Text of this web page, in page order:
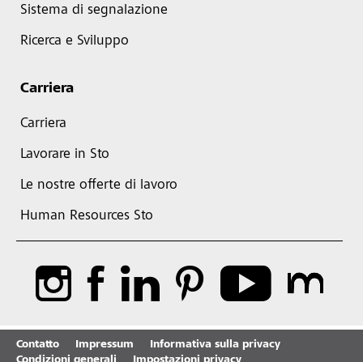
Sistema di segnalazione
Ricerca e Sviluppo
Carriera
Carriera
Lavorare in Sto
Le nostre offerte di lavoro
Human Resources Sto
Contatto Impressum
Informativa sulla privacy